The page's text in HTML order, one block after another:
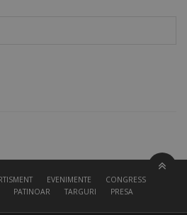
EVENIMENTE
CONGRESS HALL
PATINOAR TARGURI PRESA